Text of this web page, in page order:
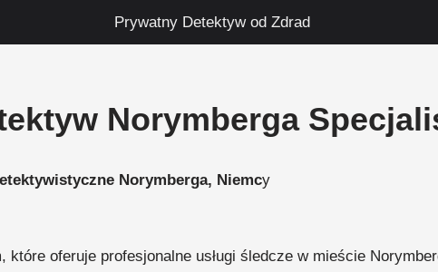
Prywatny Detektyw od Zdrad
Norymberga
Norymberga, Niemcy
oferuje profesjonalne usługi śledcze w mieście